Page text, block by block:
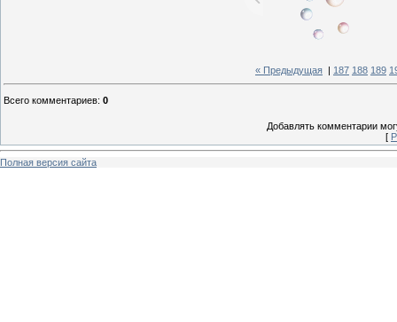
« Предыдущая 187 188 189
Всего комментариев: 0
Добавлять комментарии
[
Полная версия сайта